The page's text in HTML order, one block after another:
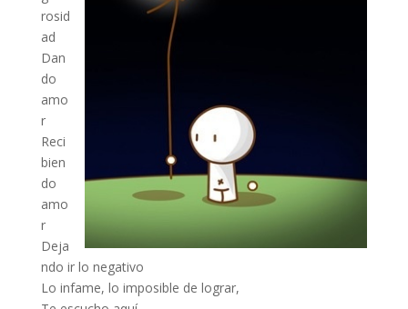
rosid
ad
Dan
do
amo
r
Reci
bien
do
amo
r
Deja
ndo ir lo negativo
Lo infame, lo imposible de lograr,